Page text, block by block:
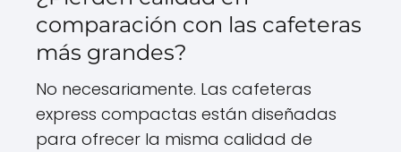
comparación con las cafeteras
más grandes?
No necesariamente. Las cafeteras
express compactas están diseñadas
para ofrecer la misma calidad de